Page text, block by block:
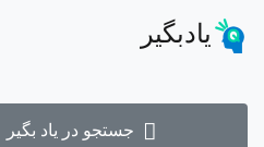
یادبگیر
جستجو در یاد بگیر